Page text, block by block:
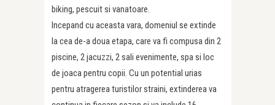
biking, pescuit si vanatoare.
Incepand cu aceasta vara, domeniul se extinde
la cea de-a doua etapa, care va fi compusa din 2
piscine, 2 jacuzzi, 2 sali evenimente, spa si loc
de joaca pentru copii. Cu un potential urias
pentru atragerea turistilor straini, extinderea va